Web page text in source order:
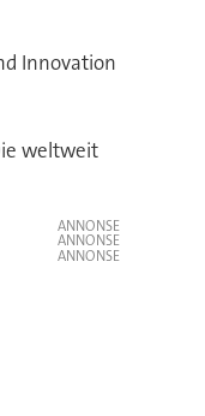
Innovation
weltweit